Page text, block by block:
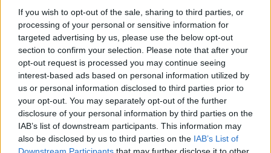
If you wish to opt-out of the sale, sharing to third parties, or
processing of your personal or sensitive information for
targeted advertising by us, please use the below opt-out
section to confirm your selection. Please note that after your
opt-out request is processed you may continue seeing
interest-based ads based on personal information utilized by
us or personal information disclosed to third parties prior to
your opt-out. You may separately opt-out of the further
disclosure of your personal information by third parties on the
IAB’s list of downstream participants. This information may
also be disclosed by us to third parties on the IAB’s List of
Downstream Participants that may further disclose it to other
az esemény:
A négy legjobb zenekar felléphetmost szombaton,
december 9-én a Kuplungban. Az estét a
halál;orgazmus) nyitja, miután minden évben
jelentkeztek a Kikeltetőre, de mi sose juttattuk
tovább őket. :(( A műsor házigazdája a zenekar
frontembere,Pintér Gergőlesz, aki egyébként
megfejtette a Kikeltető idei logójának a